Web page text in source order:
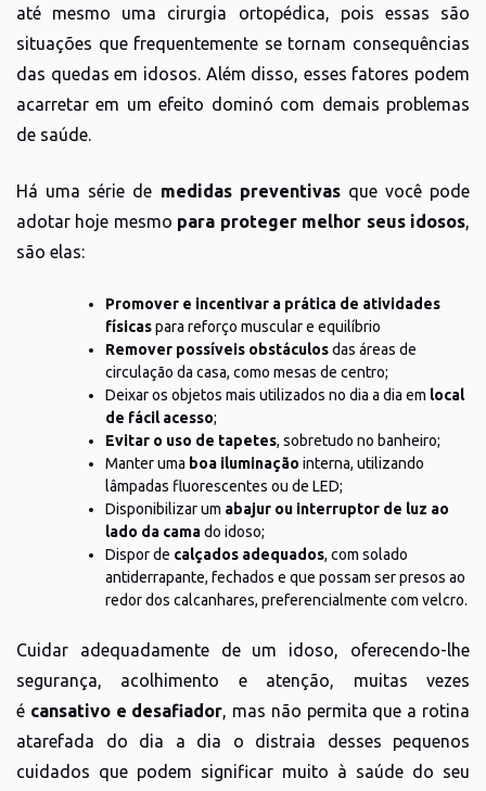
até mesmo uma cirurgia ortopédica, pois essas são
situações que frequentemente se tornam consequências
das quedas em idosos. Além disso, esses fatores podem
acarretar em um efeito dominó com demais problemas
de saúde.
Há uma série de medidas preventivasque você pode
adotar hoje mesmo para proteger melhor seus idosos,
são elas:
Promover e incentivar a prática de atividades
físicaspara reforço muscular e equilíbrio
Remover possíveis obstáculosdas áreas de
circulação da casa, como mesas de centro;
Deixar os objetos mais utilizados no dia a dia em local
de fácil acesso;
Evitar o uso de tapetes, sobretudo no banheiro;
Manter uma boa iluminação interna, utilizando
lâmpadas fluorescentes ou de LED;
Disponibilizar um abajur ou interruptor de luz ao
lado da camado idoso;
Dispor de calçados adequados, com solado
antiderrapante, fechados e que possam ser presos ao
redor dos calcanhares, preferencialmente com velcro.
Cuidar adequadamente de um idoso, oferecendo-lhe
segurança, acolhimento e atenção, muitas vezes
é cansativo e desafiador, mas não permita que a rotina
atarefada do dia a dia o distraia desses pequenos
cuidados que podem significar muito à saúde do seu